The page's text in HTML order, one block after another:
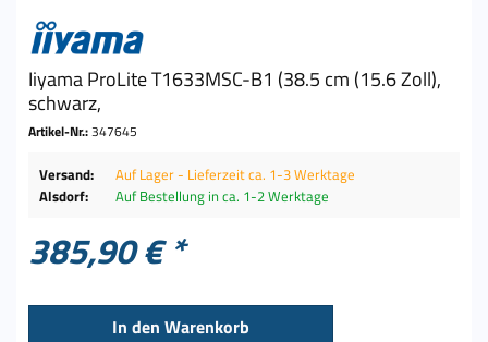
Iiyama ProLite T1633MSC-B1 (38.5 cm (15.6 Zoll),
schwarz,
Artikel-Nr.:347645
Versand:
Auf Lager - Lieferzeit ca. 1-3 Werktage
Alsdorf:
Auf Bestellung in ca. 1-2 Werktage
385,90 € *
In den Warenkorb